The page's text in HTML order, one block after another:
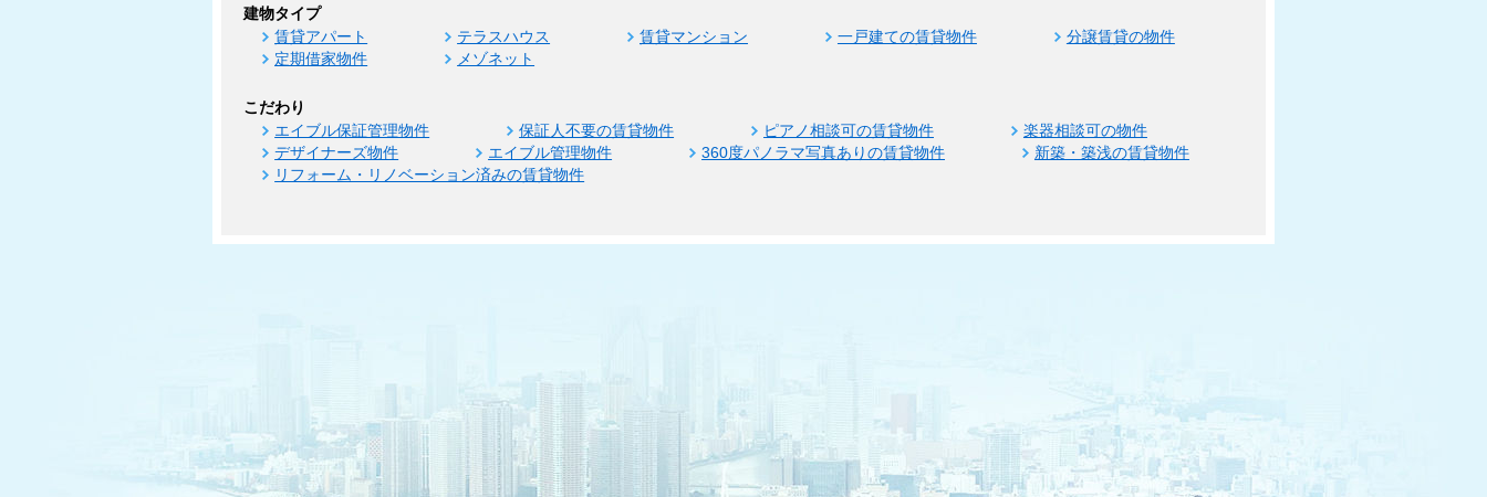
建物タイプ
賃貸アパート テラスハウス 賃貸マンション 一戸建ての賃貸物件
分譲賃貸の物件
定期借家物件
メゾネット
こだわり
エイブル保証管理物件 保証人不要の賃貸物件 ピアノ相談可の賃貸物件
楽器相談可の物件
デザイナーズ物件
エイブル管理物件 360度パノラマ写真ありの賃貸物件
新築・築浅の賃貸物件
リフォーム・リノベーション済みの賃貸物件